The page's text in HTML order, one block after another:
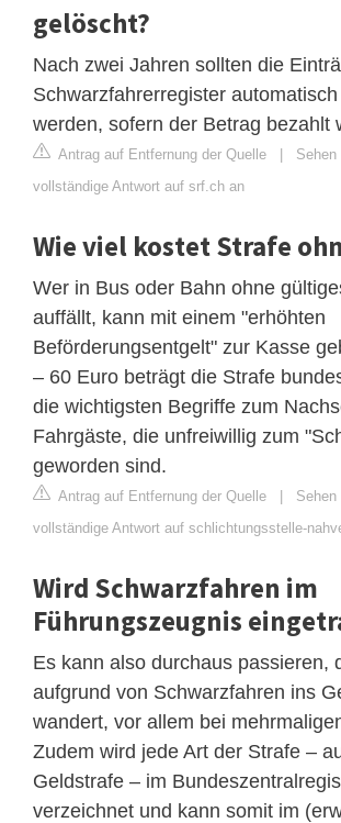
gelöscht?
Nach zwei Jahren sollten die
Schwarzfahrerregister
werden, sofern der Betrag bezahlt
Antrag auf Entfernung der Quelle |
vollständige Antwort auf srf.ch an
Wie viel kostet Strafe
Wer in Bus oder Bahn ohne
auffällt, kann mit einem "erhöhten
Beförderungsentgelt" zur Kasse
– 60 Euro beträgt die Strafe
die wichtigsten Begriffe zum
Fahrgäste, die unfreiwillig zum
geworden sind.
Antrag auf Entfernung der Quelle |
vollständige Antwort auf schlichtungsstelle-
Wird Schwarzfahren im
Führungszeugnis
Es kann also durchaus passieren,
aufgrund von Schwarzfahren ins
wandert, vor allem bei
Zudem wird jede Art der Strafe –
Geldstrafe – im
verzeichnet und kann somit im